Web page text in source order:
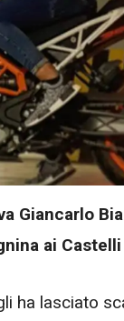
Giancarlo
ai
ha lasciato